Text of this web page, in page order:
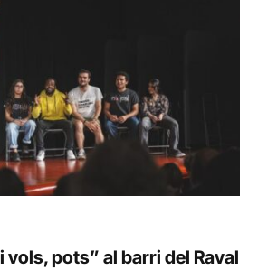
vols, pots” al barri del Raval